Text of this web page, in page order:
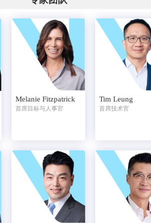
Melanie Fitzpatrick
首席目标与人事官
Tim Leung
首席技术官